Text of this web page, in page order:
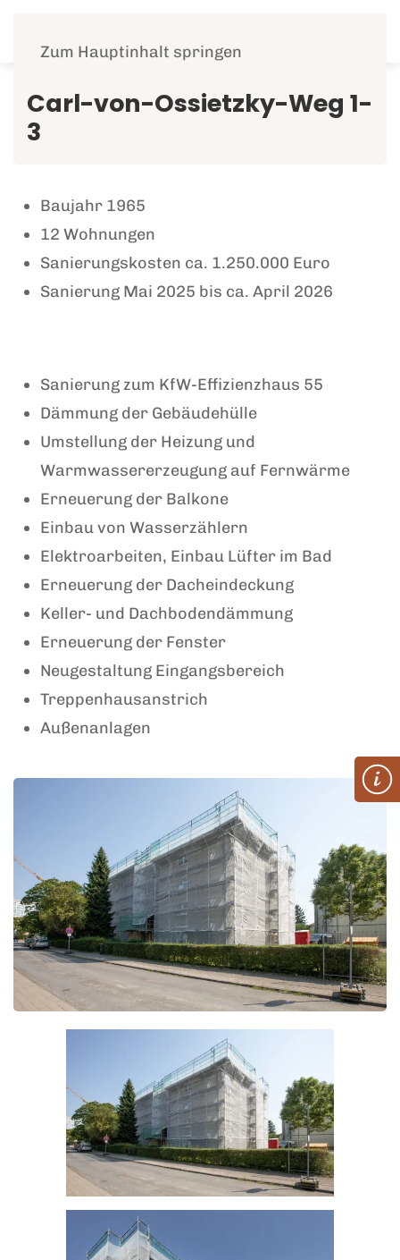
Zum Hauptinhalt springen
Carl-von-Ossietzky-Weg 1-
3
Baujahr 1965
12 Wohnungen
Sanierungskosten ca. 1.250.000 Euro
Sanierung Mai 2025 bis ca. April 2026
Sanierung zum KfW-Effizienzhaus 55
Dämmung der Gebäudehülle
Umstellung der Heizung und
Warmwassererzeugung auf Fernwärme
Erneuerung der Balkone
Einbau von Wasserzählern
Elektroarbeiten, Einbau Lüfter im Bad
Erneuerung der Dacheindeckung
Keller- und Dachbodendämmung
Erneuerung der Fenster
Neugestaltung Eingangsbereich
Treppenhausanstrich
Außenanlagen